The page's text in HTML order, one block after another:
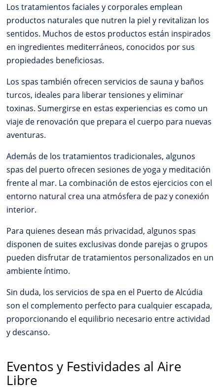
Los tratamientos faciales y corporales emplean
productos naturales que nutren la piel y revitalizan los
sentidos. Muchos de estos productos están inspirados
en ingredientes mediterráneos, conocidos por sus
propiedades beneficiosas.
Los spas también ofrecen servicios de sauna y baños
turcos, ideales para liberar tensiones y eliminar
toxinas. Sumergirse en estas experiencias es como un
viaje de renovación que prepara el cuerpo para nuevas
aventuras.
Además de los tratamientos tradicionales, algunos
spas del puerto ofrecen sesiones de yoga y meditación
frente al mar. La combinación de estos ejercicios con el
entorno natural crea una atmósfera de paz y conexión
interior.
Para quienes desean más privacidad, algunos spas
disponen de suites exclusivas donde parejas o grupos
pueden disfrutar de tratamientos personalizados en un
ambiente íntimo.
Sin duda, los servicios de spa en el Puerto de Alcúdia
son el complemento perfecto para cualquier escapada,
proporcionando el equilibrio necesario entre actividad
y descanso.
Eventos y Festividades al Aire
Libre